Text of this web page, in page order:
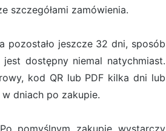
szczegółami zamówienia.
jeszcze 32 dni, sposób
dostępny niemal natychmiast.
kod QR lub PDF kilka dni lub
dniach po zakupie.